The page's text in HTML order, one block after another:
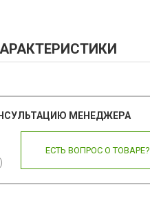
МЕНЕДЖЕРА
ЕСТЬ ВОПРОС О ТОВАРЕ?